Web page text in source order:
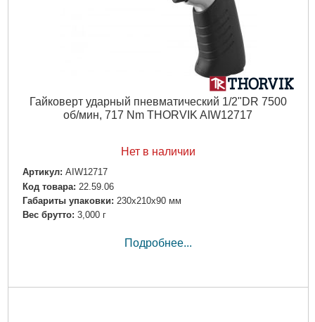
Гайковерт ударный пневматический 1/2"DR 7500
об/мин, 717 Nm THORVIK AIW12717
Нет в наличии
Артикул: AIW12717
Код товара: 22.59.06
Габариты упаковки: 230x210x90 мм
Вес брутто: 3,000 г
Подробнее...